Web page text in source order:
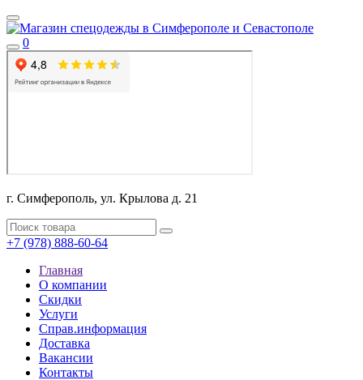
0
г. Симферополь, ул. Крылова д. 21
+7 (978) 888-60-64
Главная
О компании
Скидки
Услуги
Справ.информация
Доставка
Вакансии
Контакты